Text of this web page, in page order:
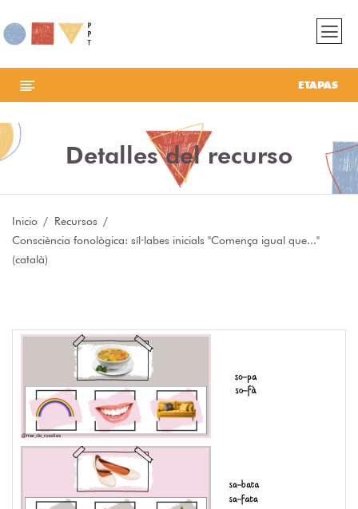
ETAPAS
Detalles del recurso
Inicio
Recursos
Consciència fonològica: síl·labes inicials "Comença igual que..."
(català)